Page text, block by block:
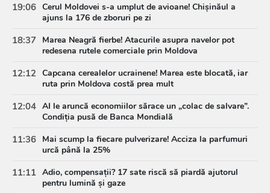
19:06 Cerul Moldovei s-a umplut de avioane! Chișinăul a
ajuns la 176 de zboruri pe zi
18:37 Marea Neagră fierbe! Atacurile asupra navelor pot
redesena rutele comerciale prin Moldova
12:12 Capcana cerealelor ucrainene! Marea este blocată, iar
ruta prin Moldova costă prea mult
12:04 AI le aruncă economiilor sărace un „colac de salvare”.
Condiția pusă de Banca Mondială
11:36 Mai scump la fiecare pulverizare! Acciza la parfumuri
urcă până la 25%
11:11 Adio, compensații? 17 sate riscă să piardă ajutorul
pentru lumină și gaze